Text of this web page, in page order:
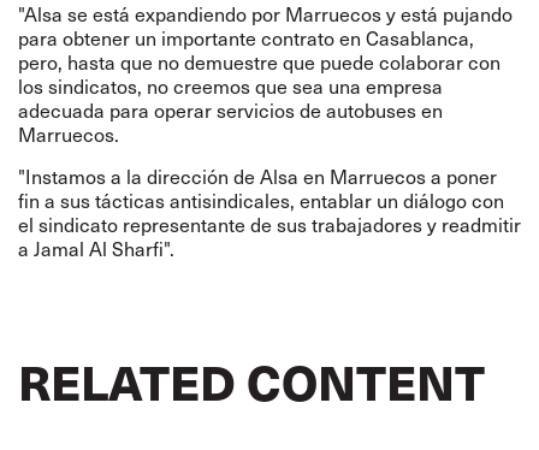
"Alsa se está expandiendo por Marruecos y está pujando
para obtener un importante contrato en Casablanca,
pero, hasta que no demuestre que puede colaborar con
los sindicatos, no creemos que sea una empresa
adecuada para operar servicios de autobuses en
Marruecos.
"Instamos a la dirección de Alsa en Marruecos a poner
fin a sus tácticas antisindicales, entablar un diálogo con
el sindicato representante de sus trabajadores y readmitir
a Jamal Al Sharfi".
RELATED CONTENT